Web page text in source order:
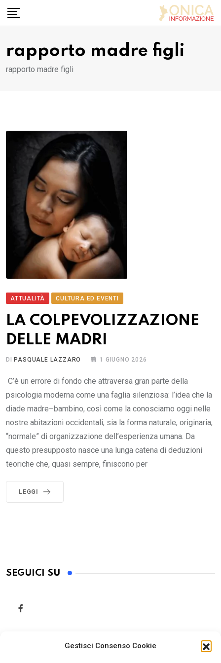
Gestisci Consenso Cookie
Skip
rapporto madre figli
rapporto madre figli
ATTUALITÀ CULTURA ED EVENTI
LA COLPEVOLIZZAZIONE
DELLE MADRI
DIPASQUALE LAZZARO 1 GIUGNO 2026
C’è un errore di fondo che attraversa gran parte della
psicologia moderna come una faglia silenziosa: l’idea che la
diade madre–bambino, così come la conosciamo oggi nelle
nostre abitazioni occidentali, sia la forma naturale, originaria,
“normale” di organizzazione dell’esperienza umana. Da
questo presupposto nasce una lunga catena di deduzioni
teoriche che, quasi sempre, finiscono per
LEGGI
SEGUICI SU